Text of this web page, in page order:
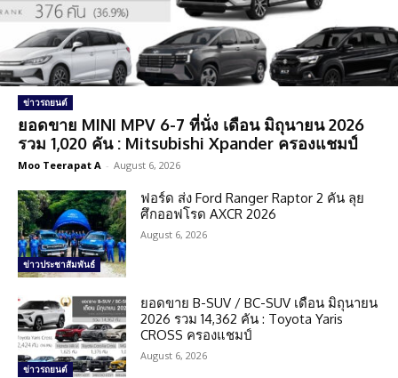
ข่าวรถยนต์
ยอดขาย MINI MPV 6-7 ที่นั่ง เดือน มิถุนายน 2026
รวม 1,020 คัน : Mitsubishi Xpander ครองแชมป์
Moo Teerapat A - August 6, 2026
ข่าวประชาสัมพันธ์
ฟอร์ด ส่ง Ford Ranger Raptor 2 คัน ลุย
ศึกออฟโรด AXCR 2026
August 6, 2026
ข่าวรถยนต์
ยอดขาย B-SUV / BC-SUV เดือน มิถุนายน
2026 รวม 14,362 คัน : Toyota Yaris
CROSS ครองแชมป์
August 6, 2026